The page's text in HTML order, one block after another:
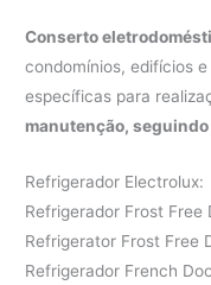
Conserto
condomínios, edifícios
específicas para
manutenção,
Refrigerador Electrolux:
Refrigerador Frost
Refrigerator Frost Free
Refrigerador French